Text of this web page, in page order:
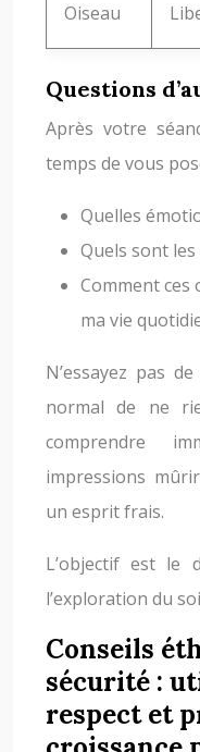
Oiseau
Questions
Après votre
temps de vous
Quelles
Quels sont
Comment ces
ma vie
N’essayez pas
normal de ne
comprendre
impressions
un esprit frais.
L’objectif est le
l’exploration du
Conseils
sécurité :
respect et